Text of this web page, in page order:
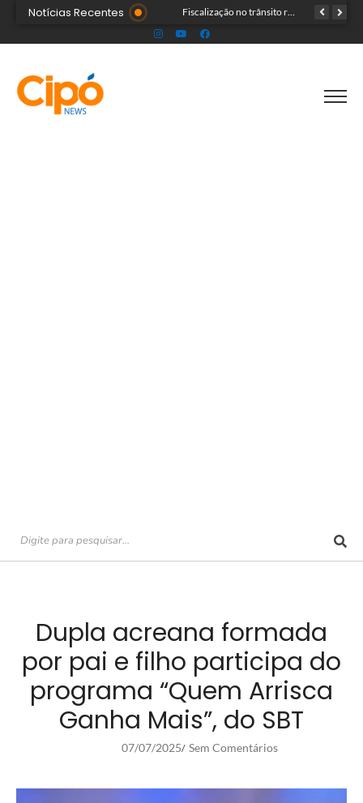
Notícias Recentes TRAGÉDIA: helicóptero cai e mata quatro pessoas; vítimas eram turistas
Dupla acreana formada
por pai e filho participa do
programa “Quem Arrisca
Ganha Mais”, do SBT
07/07/2025/ Sem Comentários